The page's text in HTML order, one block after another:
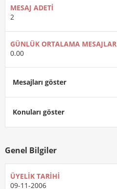
MESAJ ADETI
2
GÜNLÜK ORTALAMA MESAJLAR
0.00
Mesajları göster
Konuları göster
Genel Bilgiler
ÜYELIK TARIHI
09-11-2006